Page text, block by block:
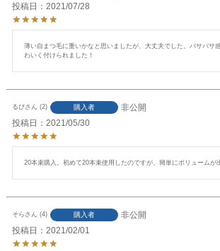
投稿日
2021/07/28
薄い自まつ毛に重いかなと思いましたが、大丈夫でした。バサバサ
わいく付けられました！
るび 2 購入者
非公開
投稿日
2021/05/30
20本束購入。初めて20本束使用したのですが、簡単にボリュームが
そら 4 購入者
非公開
投稿日
2021/02/01